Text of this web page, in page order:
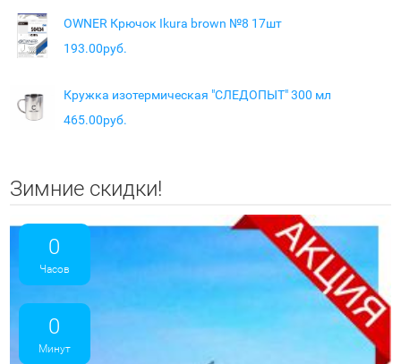
OWNER Крючок Ikura brown №8 17шт
193.00руб.
Кружка изотермическая "СЛЕДОПЫТ" 300 мл
465.00руб.
Зимние скидки!
0
Часов
0
Минут